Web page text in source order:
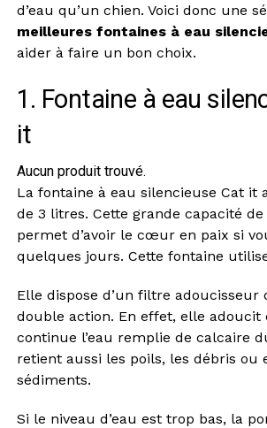
d’eau qu’un chien. Voici donc une
meilleures fontaines à eau
aider à faire un bon choix.
1. Fontaine à eau
it
Aucun produit trouvé.
La fontaine à eau silencieuse Cat it
de 3 litres. Cette grande capacité de
permet d’avoir le cœur en paix si
quelques jours. Cette fontaine
Elle dispose d’un filtre adoucisseur
double action. En effet, elle adoucit
continue l’eau remplie de calcaire
retient aussi les poils, les débris ou
sédiments.
Si le niveau d’eau est trop bas, la